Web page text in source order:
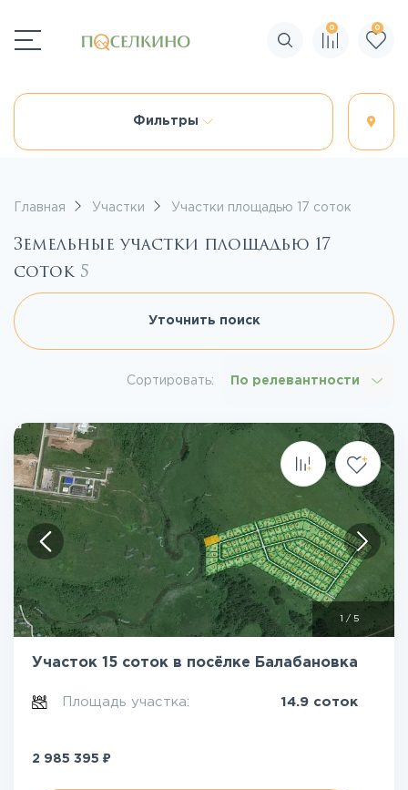
Поиск по сайту
0 0
Фильтры
Главная Участки Участки площадью 17 соток
Земельные участки площадью 17
соток 5
Уточнить поиск
Сортировать: По релевантности
/ 5
Участок 15 соток в посёлке Балабановка
Площадь участка: 14.9 соток
2 985 395 ₽